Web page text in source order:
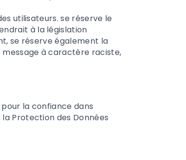
utilisateurs.se réserve le
à la législation
se réserve également la
à caractère raciste,
la confiance dans
la Protection des Données